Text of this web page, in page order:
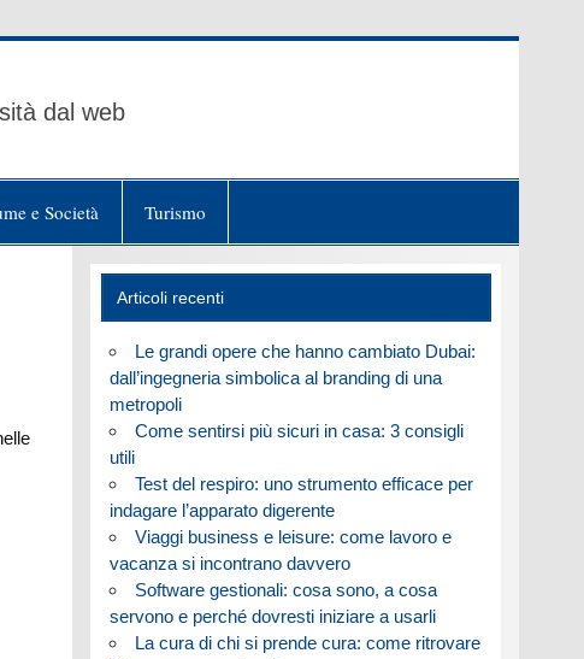
dal web
e Società Turismo
Articoli recenti
Le grandi opere che hanno cambiato Dubai:
dall’ingegneria simbolica al branding di una
metropoli
Come sentirsi più sicuri in casa: 3 consigli
utili
Test del respiro: uno strumento efficace per
indagare l’apparato digerente
Viaggi business e leisure: come lavoro e
vacanza si incontrano davvero
Software gestionali: cosa sono, a cosa
servono e perché dovresti iniziare a usarli
La cura di chi si prende cura: come ritrovare